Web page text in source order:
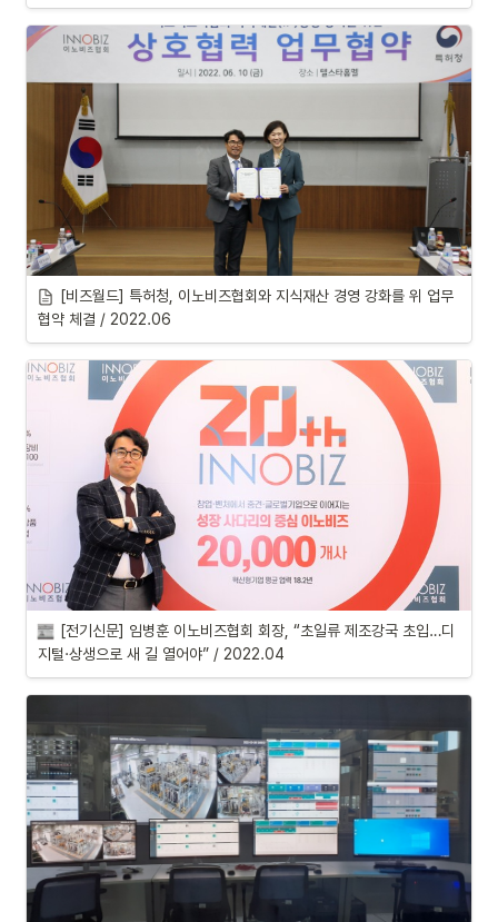
[비즈월드] 특허청, 이노비즈협회와 지식재산 경영 강화를 위 업무
협약 체결 / 2022.06
[전기신문] 임병훈 이노비즈협회 회장, “초일류 제조강국 초입…디
지털·상생으로 새 길 열어야” / 2022.04